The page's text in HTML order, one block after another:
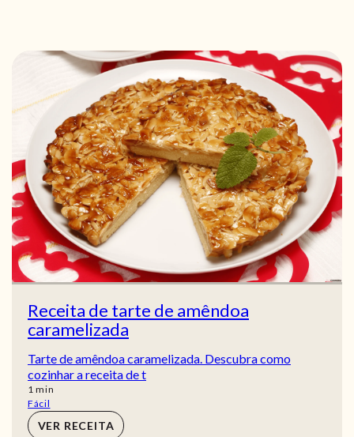
Receita de tarte de amêndoa
caramelizada
Tarte de amêndoa caramelizada. Descubra como
cozinhar a receita de t
1 min
min
Fácil
VER RECEITA